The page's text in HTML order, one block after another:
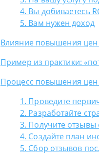
4. Вы добиваетесь
5. Вам нужен доход
Влияние повышения
Пример из практики:
Процесс повышения цен
1. Проведите
2. Разработайте
3. Получите
4. Создайте план
5. Сбор отзывов